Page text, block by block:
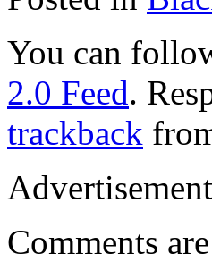
You can
2.0 Feed.
trackback
Advertisement
Comments